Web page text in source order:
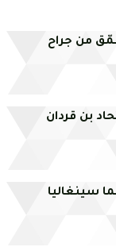
من جراح
بن قردان
سينغاليا